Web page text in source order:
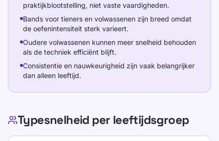
Oudere volwassenen kunnen meer
snelheid behouden als de techniek
efficiënt blijft.
Consistentie en nauwkeurigheid zijn
vaak belangrijker dan alleen leeftijd.
Gebruik de banden als planningsdoelen voor
oefenprogramma's, niet als harde
praktijkblootstelling, niet vaste vaardigheden.
Bands voor tieners en volwassenen zijn breed omdat
de oefenintensiteit sterk varieert.
Oudere volwassenen kunnen meer snelheid behouden
als de techniek efficiënt blijft.
Consistentie en nauwkeurigheid zijn vaak belangrijker
dan alleen leeftijd.
Typesnelheid per leeftijdsgroep